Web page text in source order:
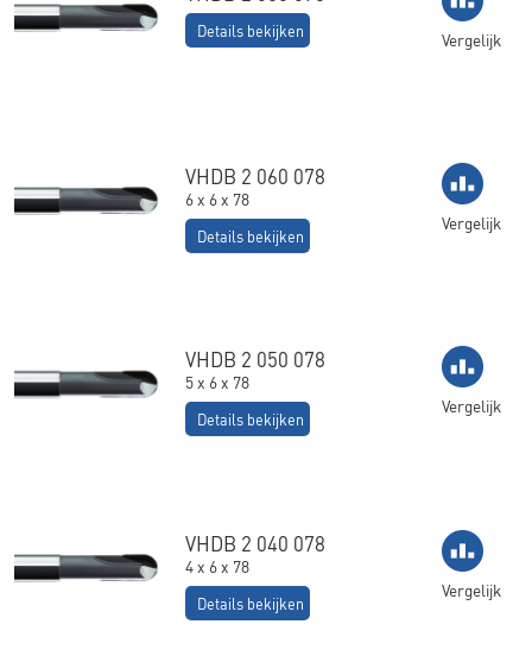
Details bekijken Vergelijk
VHDB 2 060 078
6 x 6 x 78
Details bekijken
Vergelijk
VHDB 2 050 078
5 x 6 x 78
Details bekijken
Vergelijk
VHDB 2 040 078
4 x 6 x 78
Details bekijken
Vergelijk